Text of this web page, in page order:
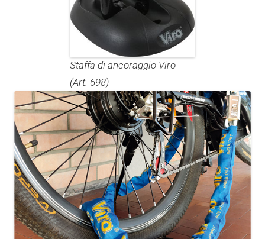
Staffa di ancoraggio Viro
(Art. 698)